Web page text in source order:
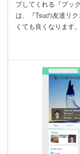
プしてくれる『ブッ
は、『Tsuの友達リ
くても良くなります